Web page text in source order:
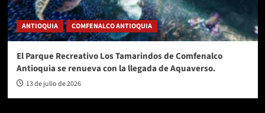
ANTIOQUIA COMFENALCO ANTIOQUIA
El Parque Recreativo Los Tamarindos de Comfenalco
Antioquia se renueva con la llegada de Aquaverso.
13 de julio de 2026